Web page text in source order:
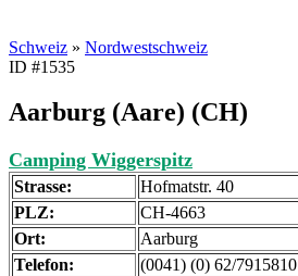
Schweiz » Nordwestschweiz
ID #1535
Aarburg (Aare) (CH)
Camping Wiggerspitz
Strasse:
Hofmatstr. 40
PLZ:
CH-4663
Ort:
Aarburg
Telefon:
(0041) (0) 62/7915810